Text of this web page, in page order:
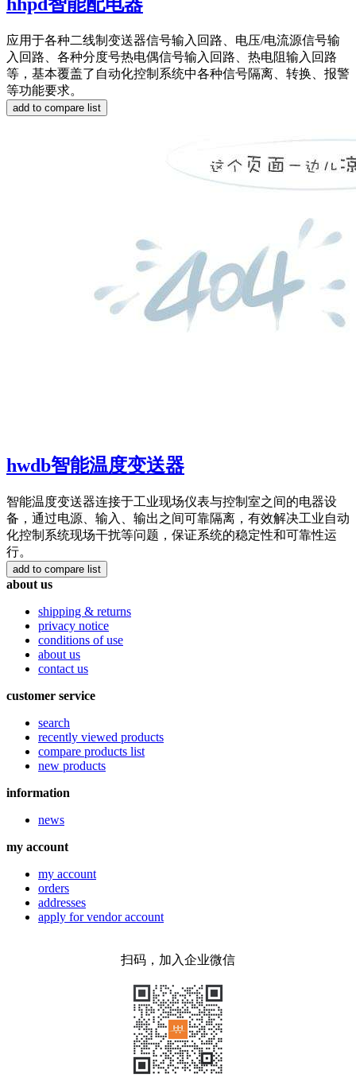
应用于各种二线制变送器信号输入回路、电压/电流源信号输
入回路、各种分度号热电偶信号输入回路、热电阻输入回路
等，基本覆盖了自动化控制系统中各种信号隔离、转换、报警
等功能要求。
hwdb智能温度变送器
智能温度变送器连接于工业现场仪表与控制室之间的电器设
备，通过电源、输入、输出之间可靠隔离，有效解决工业自动
化控制系统现场干扰等问题，保证系统的稳定性和可靠性运
行。
about us
shipping & returns
privacy notice
conditions of use
about us
contact us
customer service
search
recently viewed products
compare products list
new products
information
news
my account
my account
orders
addresses
apply for vendor account
扫码，加入企业微信